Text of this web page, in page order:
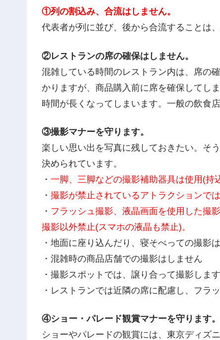
①列の割込み、合流はしません。
代表者が列に並び、後から合流することは
②レストランの席の確保はしません。
混雑している時間のレストラン内は、席の
かりますが、商品購入前に席を確保してし
時間が長くなってしまいます。一般の飲食
③撮影マナーを守ります。
楽しい思い出を写真に残しておきたい。そ
決められています。
・ 一脚、三脚などの撮影補助器具は使用(持
・ 撮影が禁止されているアトラクションでは
・ フラッシュ撮影、液晶画面を使用した撮
撮影以外禁止(スマホの液晶も禁止)。
・地面に座り込んだり、寝そべっての撮影
・混雑時の商品店舗での撮影はしません
・撮影スポットでは、譲り合って撮影します
・レストランでは近隣の席に配慮し、フラ
④ショー・パレード観賞マナーを守ります。
ショーやパレードの観賞には、東京ディズ